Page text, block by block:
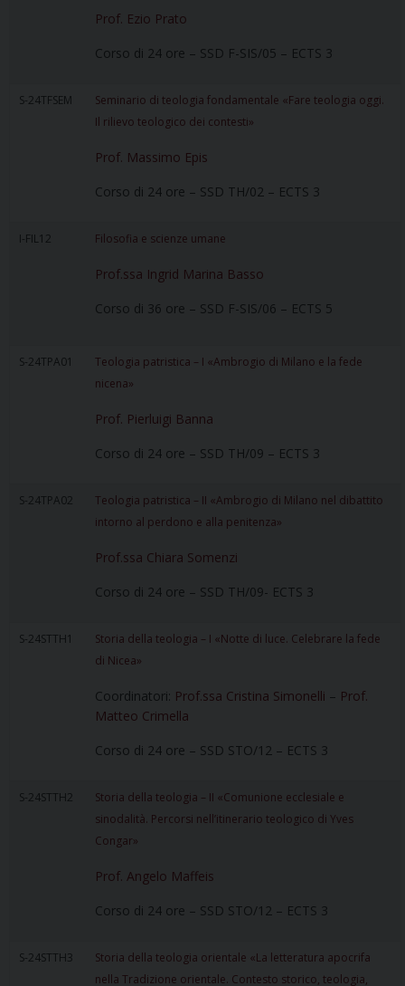
Prof. Ezio Prato
Corso di 24 ore – SSD F-SIS/05 – ECTS 3
S-24TFSEM
Seminario di teologia fondamentale «Fare teologia oggi.
Il rilievo teologico dei contesti»
Prof. Massimo Epis
Corso di 24 ore – SSD TH/02 – ECTS 3
I-FIL12 Filosofia e scienze umane
Prof.ssa Ingrid Marina Basso
Corso di 36 ore – SSD F-SIS/06 – ECTS 5
S-24TPA01
Teologia patristica – I «Ambrogio di Milano e la fede
nicena»
Prof. Pierluigi Banna
Corso di 24 ore – SSD TH/09 – ECTS 3
S-24TPA02
Teologia patristica – II «Ambrogio di Milano nel dibattito
intorno al perdono e alla penitenza»
Prof.ssa Chiara Somenzi
Corso di 24 ore – SSD TH/09- ECTS 3
S-24STTH1
Storia della teologia – I «Notte di luce. Celebrare la fede
di Nicea»
Coordinatori: Prof.ssa Cristina Simonelli – Prof.
Matteo Crimella
Corso di 24 ore – SSD STO/12 – ECTS 3
S-24STTH2
Storia della teologia – II «Comunione ecclesiale e
sinodalità. Percorsi nell’itinerario teologico di Yves
Congar»
Prof. Angelo Maffeis
Corso di 24 ore – SSD STO/12 – ECTS 3
S-24STTH3
Storia della teologia orientale «La letteratura apocrifa
nella Tradizione orientale. Contesto storico, teologia,